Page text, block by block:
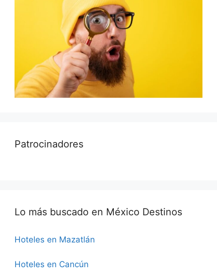
Patrocinadores
Lo más buscado en México Destinos
Hoteles en Mazatlán
Hoteles en Cancún